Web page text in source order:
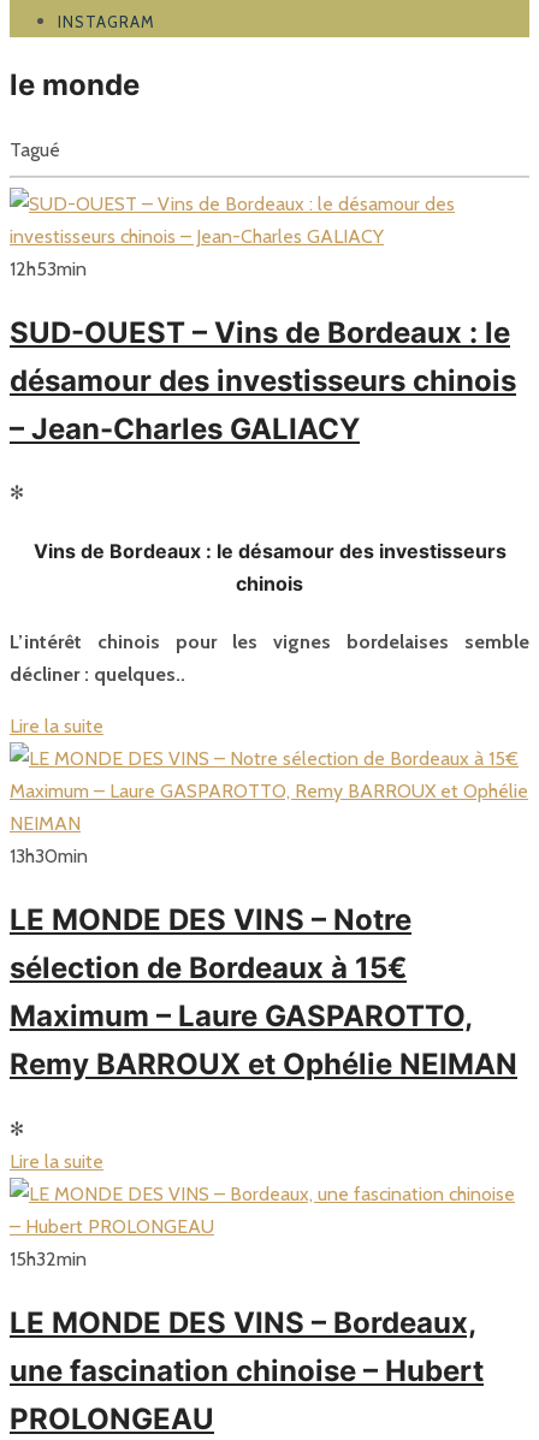
INSTAGRAM
le monde
Tagué
12h53min
SUD-OUEST – Vins de Bordeaux : le
désamour des investisseurs chinois
– Jean-Charles GALIACY
✻
Vins de Bordeaux : le désamour des investisseurs
chinois
L’intérêt chinois pour les vignes bordelaises semble
décliner : quelques..
Lire la suite
13h30min
LE MONDE DES VINS – Notre
sélection de Bordeaux à 15€
Maximum – Laure GASPAROTTO,
Remy BARROUX et Ophélie NEIMAN
✻
Lire la suite
15h32min
LE MONDE DES VINS – Bordeaux,
une fascination chinoise – Hubert
PROLONGEAU